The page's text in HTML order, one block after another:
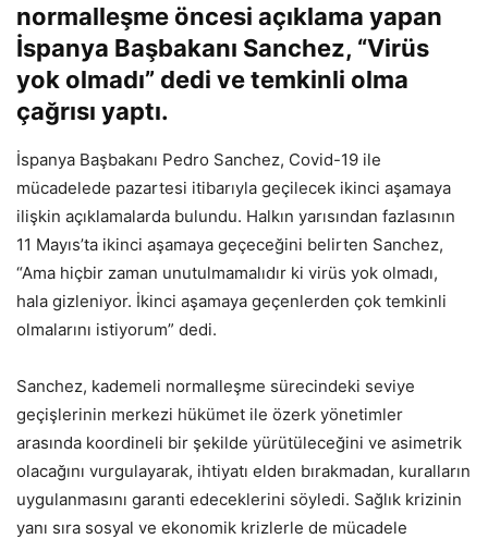
normalleşme öncesi açıklama yapan
İspanya Başbakanı Sanchez, “Virüs
yok olmadı” dedi ve temkinli olma
çağrısı yaptı.
İspanya Başbakanı Pedro Sanchez, Covid-19 ile
mücadelede pazartesi itibarıyla geçilecek ikinci aşamaya
ilişkin açıklamalarda bulundu. Halkın yarısından fazlasının
11 Mayıs’ta ikinci aşamaya geçeceğini belirten Sanchez,
“Ama hiçbir zaman unutulmamalıdır ki virüs yok olmadı,
hala gizleniyor. İkinci aşamaya geçenlerden çok temkinli
olmalarını istiyorum” dedi.
Sanchez, kademeli normalleşme sürecindeki seviye
geçişlerinin merkezi hükümet ile özerk yönetimler
arasında koordineli bir şekilde yürütüleceğini ve asimetrik
olacağını vurgulayarak, ihtiyatı elden bırakmadan, kuralların
uygulanmasını garanti edeceklerini söyledi. Sağlık krizinin
yanı sıra sosyal ve ekonomik krizlerle de mücadele